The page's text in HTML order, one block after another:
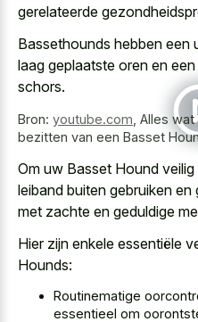
gerelateerde
Bassethounds hebben een
laag geplaatste oren en
schors.
Bron: youtube.com Alles
bezitten van een Basset
Om uw Basset Hound
leiband buiten gebruiken
met zachte en geduldige
Hier zijn enkele essentiële
Hounds:
Routinematige
essentieel om